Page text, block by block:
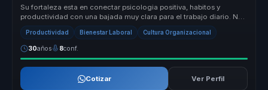
Su fortaleza esta en conectar psicologia positiva, habitos y
productividad con una bajada muy clara para el trabajo diario. No
habla de b...
Productividad Bienestar Laboral Cultura Organizacional
30años 8conf.
Cotizar Ver Perfil